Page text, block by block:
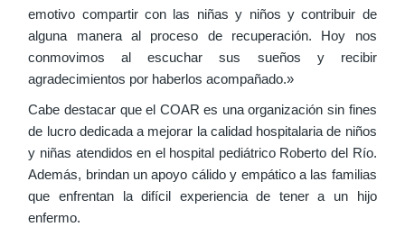
emotivo compartir con las niñas y niños y contribuir de
alguna manera al proceso de recuperación. Hoy nos
conmovimos al escuchar sus sueños y recibir
agradecimientos por haberlos acompañado.»
Cabe destacar que el COAR es una organización sin fines
de lucro dedicada a mejorar la calidad hospitalaria de niños
y niñas atendidos en el hospital pediátrico Roberto del Río.
Además, brindan un apoyo cálido y empático a las familias
que enfrentan la difícil experiencia de tener a un hijo
enfermo.